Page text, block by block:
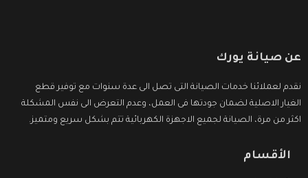
عن صيانة يورك
نقدم لعملائنا خدمات الصيانة التى تصل الى عدة سنوات مع توفير قطع
الغيار الاصلية لضمان جودتها فى العمل، وعدم التعرض الى نفس المشكلة
اكثر من مرة، الصيانة لجميع الاجهزة الكهربائية تتم بشكل سريع ومتميز.
الأقسام